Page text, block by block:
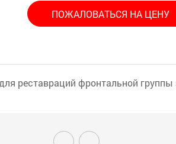
ПОЖАЛОВАТЬСЯ НА ЦЕНУ
реставраций фронтальной группы